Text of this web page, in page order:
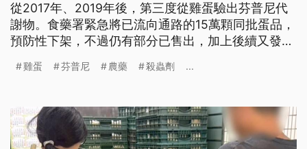
從2017年、2019年後，第三度從雞蛋驗出芬普尼代
謝物。食藥署緊急將已流向通路的15萬顆同批蛋品，
預防性下架，不過仍有部分已售出，加上後續又發生
上，引起食安疑慮。
雞蛋 芬普尼 農藥 殺蟲劑 ...